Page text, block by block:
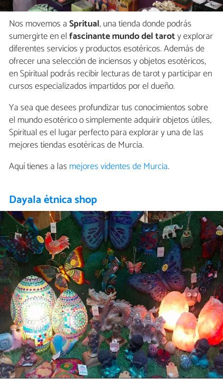
Nos movemos aSpritual, una tienda donde podrás
sumergirte en elfascinante mundo del taroty explorar
diferentes servicios y productos esotéricos. Además de
ofrecer una selección de inciensos y objetos esotéricos,
en Spiritual podrás recibir lecturas de tarot y participar en
cursos especializados impartidos por el dueño.
Ya sea que desees profundizar tus conocimientos sobre
el mundo esotérico o simplemente adquirir objetos útiles,
Spiritual es el lugar perfecto para explorar y una de las
mejores tiendas esotéricas de Murcia.
Aquí tienes a las mejores videntes de Murcia.
Dayala étnica shop